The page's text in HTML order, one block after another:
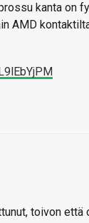
kanta on
AMD
toivon